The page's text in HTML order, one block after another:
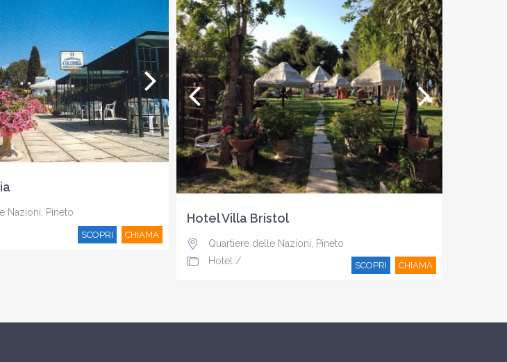
Nazioni
Pineto
SCOPRI CHIAMA
Hotel Villa Bristol
Quartiere delle Nazioni
Pineto
Hotel / SCOPRI CHIAMA